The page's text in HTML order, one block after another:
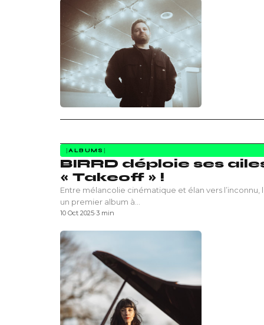
ALBUMS
BIRRD déploie ses
« Takeoff » !
Entre mélancolie cinématique et élan vers
un premier album à…
10 Oct 2025·3 min